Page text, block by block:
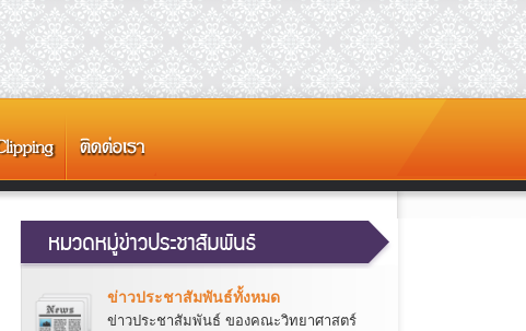
ข่าวประชาสัมพันธ์ทั้งหมด
ข่าวประชาสัมพันธ์ ของคณะวิทยาศาสตร์